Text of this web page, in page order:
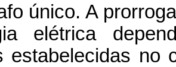
único. A
elétrica
estabelecidas no